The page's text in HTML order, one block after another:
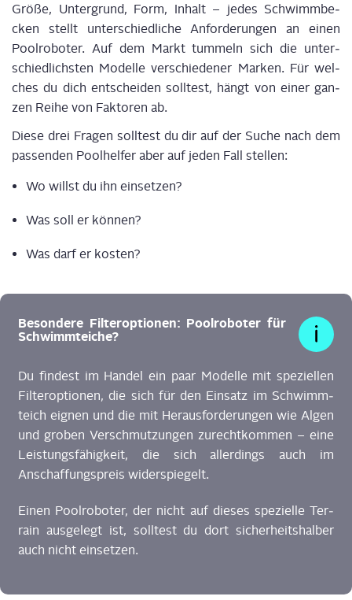
Grö­ße, Unter­grund, Form, Inhalt – jedes Schwimm­be­
cken stellt unter­schied­li­che Anfor­de­run­gen an einen
Pool­ro­bo­ter. Auf dem Markt tum­meln sich die unter­
schied­lichs­ten Model­le ver­schie­de­ner Mar­ken. Für wel­
ches du dich ent­schei­den soll­test, hängt von einer gan­
zen Rei­he von Fak­to­ren ab.
Die­se drei Fra­gen soll­test du dir auf der Suche nach dem
pas­sen­den Pool­hel­fer aber auf jeden Fall stellen:
Wo willst du ihn einsetzen?
Was soll er können?
Was darf er kosten?
Beson­de­re Fil­ter­op­tio­nen: Pool­ro­bo­ter für
Schwimmteiche?
Du fin­dest im Han­del ein paar Model­le mit spe­zi­el­len
Fil­ter­op­tio­nen, die sich für den Ein­satz im Schwimm­
teich eig­nen und die mit Her­aus­for­de­run­gen wie Algen
und gro­ben Ver­schmut­zun­gen zurecht­kom­men – eine
Leis­tungs­fä­hig­keit, die sich aller­dings auch im
Anschaf­fungs­preis widerspiegelt.
Einen Pool­ro­bo­ter, der nicht auf die­ses spe­zi­el­le Ter­
rain aus­ge­legt ist, soll­test du dort sicher­heits­hal­ber
auch nicht einsetzen.